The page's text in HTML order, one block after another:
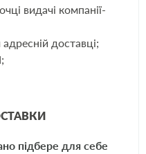
преимуществ
сферах,
видачі компанії-
доставці;
підбере для себе